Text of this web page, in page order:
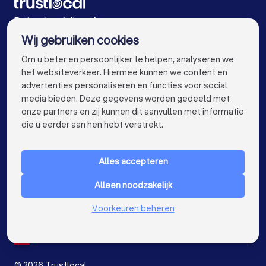
Schrijnwerkers in Brugge
Schrijnwerkers in Leuven
Schrijnwerkers in Aalst
Schrijnwerkers in Mechelen
Schrijnwerkers in Kortrijk
Schrijnwerkers in Hasselt
Schrijnwerkers in Sint-Niklaas
Schrijnwerkers in Genk
Schrijnwerkers in Roeselare
Schrijnwerkers in Dendermonde
Schrijnwerkers in Beringen
Schrijnwerkers in Turnhout
De beste schrijnwerkers voor u
VOOR PARTICULIEREN keyboard_arrow_down
Nederland
Wij gebruiken cookies
Om u beter en persoonlijker te helpen, analyseren we
het websiteverkeer. Hiermee kunnen we content en
advertenties personaliseren en functies voor social
media bieden. Deze gegevens worden gedeeld met
onze partners en zij kunnen dit aanvullen met informatie
die u eerder aan hen hebt verstrekt.
Alles accepteren
Alleen noodzakelijk
Voorkeuren beheren